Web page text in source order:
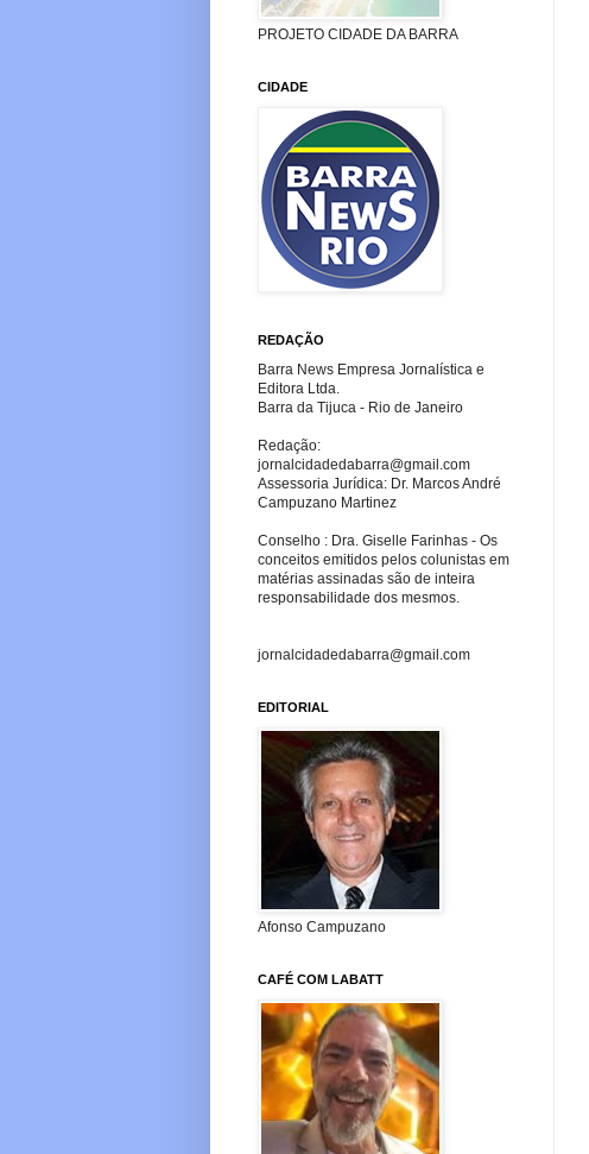
PROJETO CIDADE DA BARRA
CIDADE
REDAÇÃO
Barra News Empresa Jornalística e
Editora Ltda.
Barra da Tijuca - Rio de Janeiro
Redação:
jornalcidadedabarra@gmail.com
Assessoria Jurídica: Dr. Marcos André
Campuzano Martinez
Conselho : Dra. Giselle Farinhas - Os
conceitos emitidos pelos colunistas em
matérias assinadas são de inteira
responsabilidade dos mesmos.
jornalcidadedabarra@gmail.com
EDITORIAL
Afonso Campuzano
CAFÉ COM LABATT